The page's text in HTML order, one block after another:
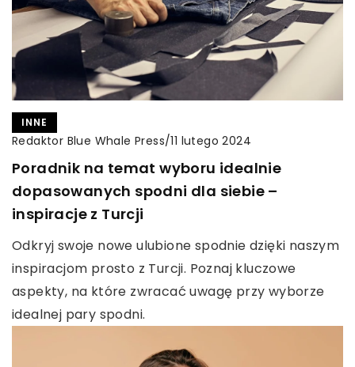
INNE
Redaktor Blue Whale Press/11 lutego 2024
Poradnik na temat wyboru idealnie
dopasowanych spodni dla siebie –
inspiracje z Turcji
Odkryj swoje nowe ulubione spodnie dzięki naszym
inspiracjom prosto z Turcji. Poznaj kluczowe
aspekty, na które zwracać uwagę przy wyborze
idealnej pary spodni.